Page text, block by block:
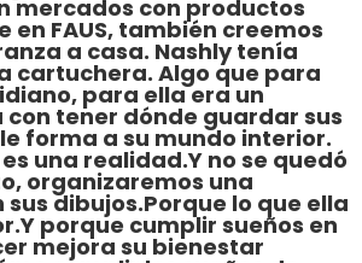
mercados con productos
en FAUS, también creemos
a casa. Nashly tenía
cartuchera. Algo que para
para ella era un
con tener dónde guardar sus
forma a su mundo interior.
una realidad.Y no se quedó
organizaremos una
sus dibujos.Porque lo que ella
porque cumplir sueños en
mejora su bienestar